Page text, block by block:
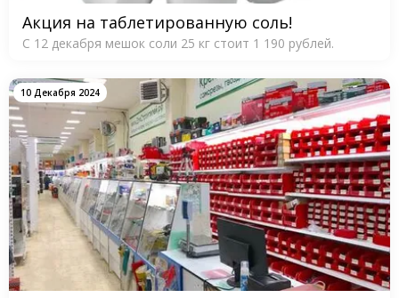
Акция на таблетированную соль!
С 12 декабря мешок соли 25 кг стоит 1 190 рублей.
10 Декабря 2024